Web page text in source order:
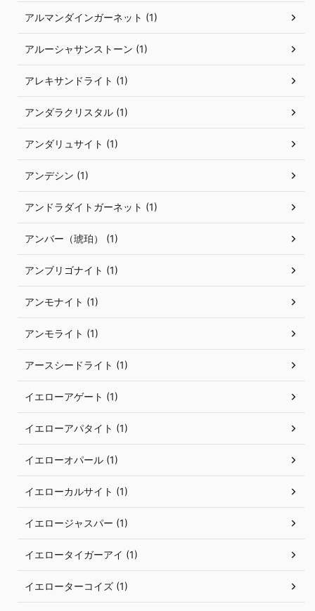
アルマンダインガーネット (1)
アルーシャサンストーン (1)
アレキサンドライト (1)
アンダラクリスタル (1)
アンダリュサイト (1)
アンデシン (1)
アンドラダイトガーネット (1)
アンバー（琥珀） (1)
アンブリゴナイト (1)
アンモナイト (1)
アンモライト (1)
アースシードライト (1)
イエローアゲート (1)
イエローアパタイト (1)
イエローオパール (1)
イエローカルサイト (1)
イエロージャスパー (1)
イエロータイガーアイ (1)
イエローターコイズ (1)